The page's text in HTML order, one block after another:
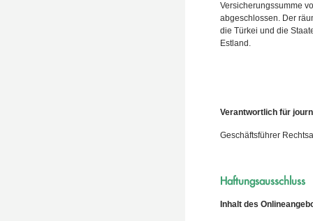
Versicherungssumme
abgeschlossen. Der
die Türkei und die
Estland.
Verantwortlich für
Geschäftsführer
Haftungsausschluss
Inhalt des